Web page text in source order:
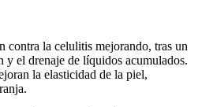
contra la celulitis mejorando, tras un
y el drenaje de líquidos acumulados.
la elasticidad de la piel,